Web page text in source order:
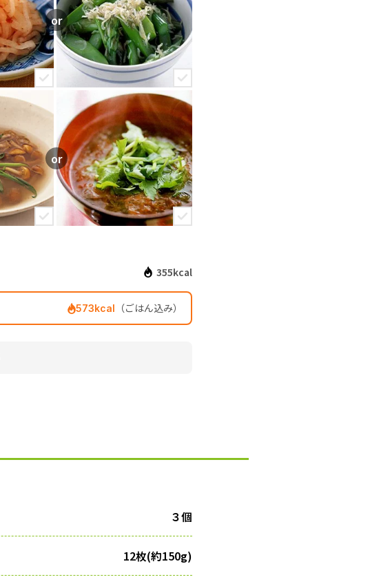
355kcal
573kcal （ごはん込み）
３個
12枚(約150g)